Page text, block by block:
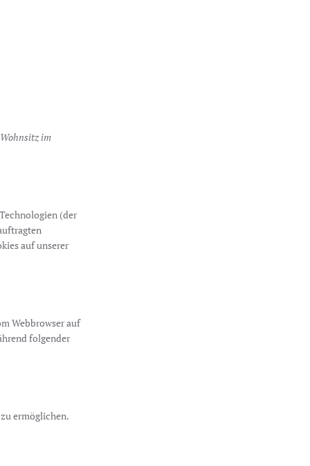
im
(der
auf unserer
Webbrowser auf
folgender
ermöglichen.